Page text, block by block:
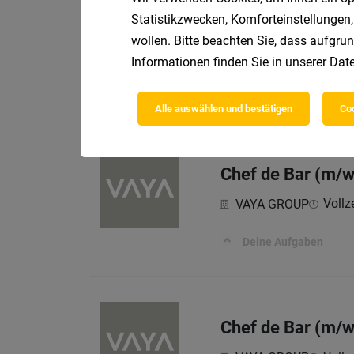
Koch (m/w/d)
XXXLutz KG
Chef de Bar (m/
VAYA GROUP
Deine Aufgaben
Chef de Bar (m/
Statistikzwecken,
wollen. Bitte beachten Sie, dass
Informationen finden Sie in unserer
Alle auswählen und bestätigen